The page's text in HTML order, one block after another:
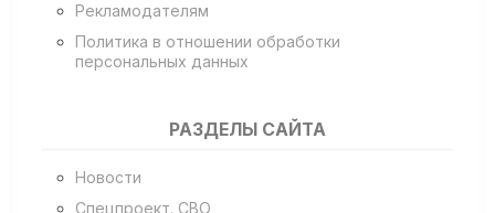
Рекламодателям
Политика в отношении обработки
персональных данных
РАЗДЕЛЫ САЙТА
Новости
Спецпроект. СВО